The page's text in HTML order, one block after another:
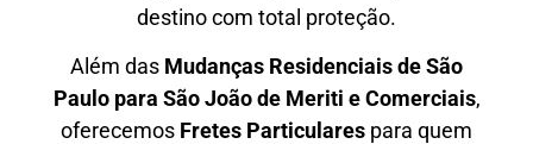
destino com total proteção.
Além das Mudanças Residenciais de São
Paulo para São João de Meriti e Comerciais,
oferecemos Fretes Particulares para quem